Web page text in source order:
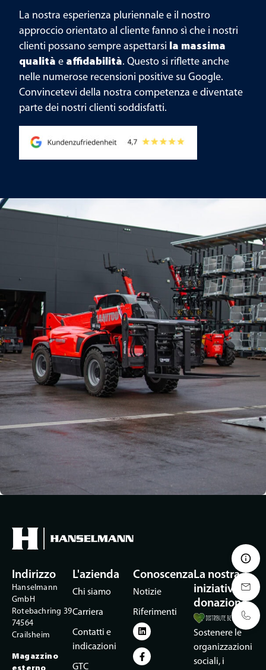
La nostra esperienza pluriennale e il nostro
approccio orientato al cliente fanno sì che i nostri
clienti possano sempre aspettarsi la massima
qualità e affidabilità. Questo si riflette anche
nelle numerose recensioni positive su Google.
Convincetevi della nostra competenza e diventate
parte dei nostri clienti soddisfatti.
Indirizzo
Hanselmann
GmbH
Rotebachring 39
74564
Crailsheim
Magazzino
L'azienda
Chi siamo
Carriera
Contatti e
indicazioni
GTC
Conoscenza
Notizie
Riferimenti
La nostra
iniziativa di
donazione
Sostenere le
organizzazioni
sociali, i